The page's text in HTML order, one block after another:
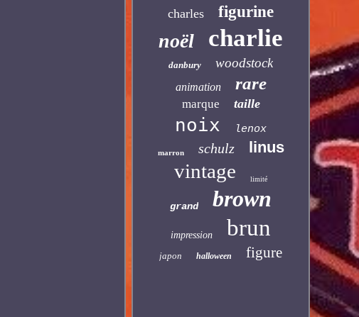
charles figurine
noël charlie
danbury woodstock
animation rare
marque taille
noix lenox
marron schulz linus
vintage limité
grand brown
impression brun
japon halloween figure